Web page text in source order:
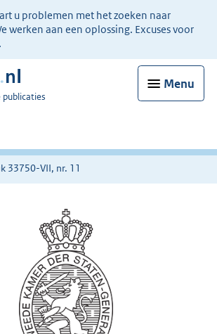
u problemen met het zoeken naar
werken aan een oplossing. Excuses voor
Menu
publicaties
33750-VII, nr. 11